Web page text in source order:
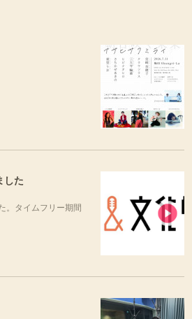
した
。タイムフリー期間